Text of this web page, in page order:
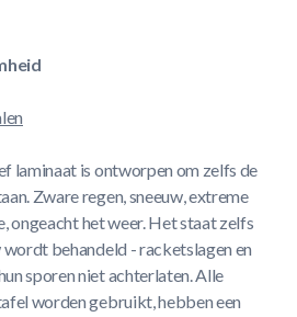
laminaat is ontworpen om zelfs de
Zware regen, sneeuw, extreme
ongeacht het weer. Het staat zelfs
wordt behandeld - racketslagen en
sporen niet achterlaten. Alle
worden gebruikt, hebben een